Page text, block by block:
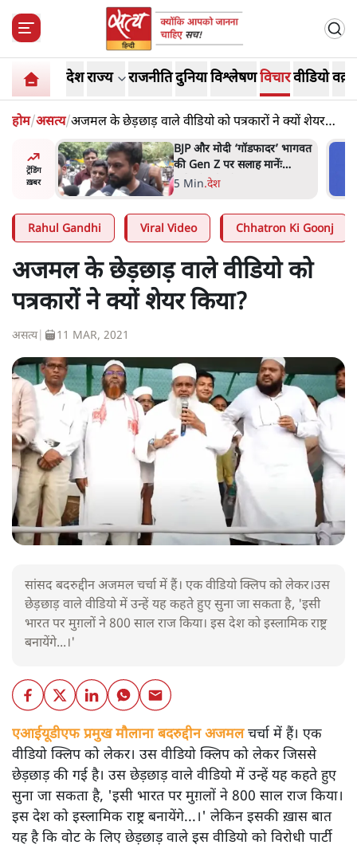
देशराज्य राजनीतिदुनियाविश्लेषणविचारवीडियो
होम/असत्य/अजमल के छेड़छाड़ वाले वीडियो को पत्रकारों ने क्यों शेयर
किया?
ट्रेंडिंग
ख़बर
भागवत
मार्क ज़करबर्ग का माफीनामाः ये
बहुत अंदर की बात है
9 Min.विश्लेषण
Rahul Gandhi Viral Video Chhatron Ki Goonj
अजमल के छेड़छाड़ वाले वीडियो को
पत्रकारों ने क्यों शेयर किया?
असत्य| 11 MAR, 2021
सांसद बदरुद्दीन अजमल चर्चा में हैं। एक वीडियो क्लिप को लेकर।उस
छेड़छाड़ वाले वीडियो में उन्हें यह कहते हुए सुना जा सकता है, 'इसी
भारत पर मुग़लों ने 800 साल राज किया। इस देश को इस्लामिक राष्ट्र
बनायेंगे...।'
एआईयूडीएफ प्रमुख मौलाना बदरुद्दीन अजमलचर्चा में हैं। एक
वीडियो क्लिप को लेकर। उस वीडियो क्लिप को लेकर जिससे
छेड़छाड़ की गई है। उस छेड़छाड़ वाले वीडियो में उन्हें यह कहते हुए
सुना जा सकता है, 'इसी भारत पर मुग़लों ने 800 साल राज किया।
इस देश को इस्लामिक राष्ट्र बनायेंगे...।' लेकिन इसकी ख़ास बात
यह है कि वोट के लिए छेड़छाड़ वाले इस वीडियो को विरोधी पार्टी